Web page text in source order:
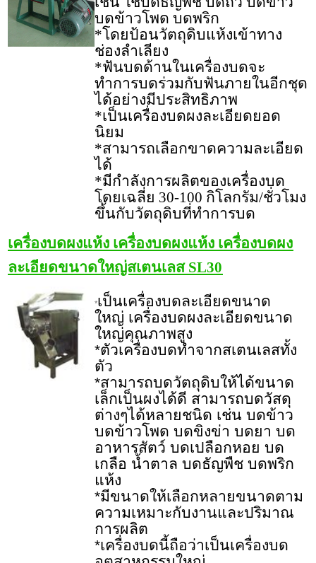
บดข้าวโพด บดพริก
*โดยป้อนวัตถุดิบแห้งเข้าทาง
ช่องลำเลียง
*ฟันบดด้านในเครื่องบดจะ
ทำการบดร่วมกับฟันภายในอีกชุด
ได้อย่างมีประสิทธิภาพ
*เป็นเครื่องบดผงละเอียดยอด
นิยม
*สามารถเลือกขาดความละเอียด
ได้
*มีกำลังการผลิตของเครื่องบด
โดยเฉลี่ย 30-100 กิโลกรัม/ชั่วโมง
ขึ้นกับวัตถุดิบที่ทำการบด
เครื่องบดผงแห้ง เครื่องบดผงแห้ง เครื่องบดผง
ละเอียดขนาดใหญ่สเตนเลส SL30
*เป็นเครื่องบดละเอียดขนาด
ใหญ่ เครื่องบดผงละเอียดขนาด
ใหญ่คุณภาพสูง
*ตัวเครื่องบดทำจากสเตนเลสทั้ง
ตัว
*สามารถบดวัตถุดิบให้ได้ขนาด
เล็กเป็นผงได้ดี สามารถบดวัสดุ
ต่างๆได้หลายชนิด เช่น บดข้าว
บดข้าวโพด บดขิงข่า บดยา บด
อาหารสัตว์ บดเปลือกหอย บด
เกลือ น้ำตาล บดธัญพืช บดพริก
แห้ง
*มีขนาดให้เลือกหลายขนาดตาม
ความเหมาะกับงานและปริมาณ
การผลิต
*เครื่องบดนี้ถือว่าเป็นเครื่องบด